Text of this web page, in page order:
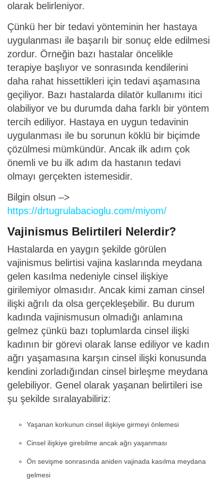
olarak belirleniyor.
Çünkü her bir tedavi yönteminin her hastaya
uygulanması ile başarılı bir sonuç elde edilmesi
zordur. Örneğin bazı hastalar öncelikle
terapiye başlıyor ve sonrasında kendilerini
daha rahat hissettikleri için tedavi aşamasına
geçiliyor. Bazı hastalarda dilatör kullanımı itici
olabiliyor ve bu durumda daha farklı bir yöntem
tercih ediliyor. Hastaya en uygun tedavinin
uygulanması ile bu sorunun köklü bir biçimde
çözülmesi mümkündür. Ancak ilk adım çok
önemli ve bu ilk adım da hastanın tedavi
olmayı gerçekten istemesidir.
Bilgin olsun –>
https://drtugrulabacioglu.com/miyom/
Vajinismus Belirtileri Nelerdir?
Hastalarda en yaygın şekilde görülen
vajinismus belirtisi vajina kaslarında meydana
gelen kasılma nedeniyle cinsel ilişkiye
girilemiyor olmasıdır. Ancak kimi zaman cinsel
ilişki ağrılı da olsa gerçekleşebilir. Bu durum
kadında vajinismusun olmadığı anlamına
gelmez çünkü bazı toplumlarda cinsel ilişki
kadının bir görevi olarak lanse ediliyor ve kadın
ağrı yaşamasına karşın cinsel ilişki konusunda
kendini zorladığından cinsel birleşme meydana
gelebiliyor. Genel olarak yaşanan belirtileri ise
şu şekilde sıralayabiliriz:
Yaşanan korkunun cinsel ilişkiye girmeyi önlemesi
Cinsel ilişkiye girebilme ancak ağrı yaşanması
Ön sevişme sonrasında aniden vajinada kasılma meydana
gelmesi